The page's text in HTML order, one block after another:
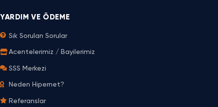
Sn
YARDIM VE ÖDEME
Sık Sorulan Sorular
Acentelerimiz / Bayilerimiz
SSS Merkezi
Neden Hipernet?
Referanslar